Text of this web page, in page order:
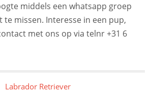
middels een whatsapp groep
te missen. Interesse in een pup,
met ons op via telnr +31 6
Labrador Retriever